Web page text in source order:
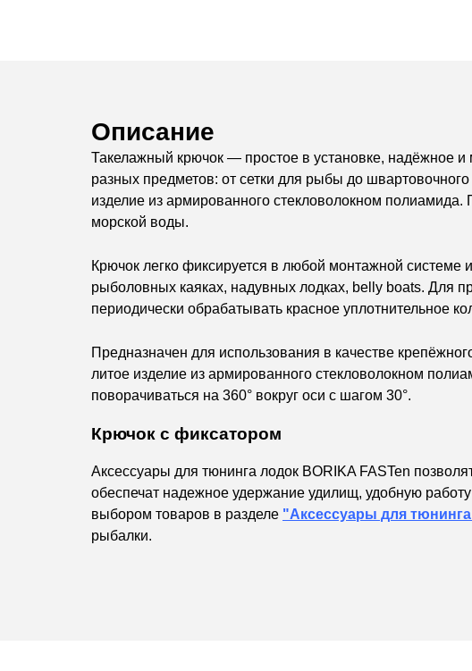
Описание
Такелажный крючок — простое в установке, надёжное
разных предметов: от сетки для рыбы до
изделие из армированного стекловолокном
морской воды.
Крючок легко фиксируется в любой монтажной системе
рыболовных каяках, надувных лодках, belly boats. Для
периодически обрабатывать красное уплотнительное
Предназначен для использования в качестве
литое изделие из армированного стекловолокном
поворачиваться на 360° вокруг оси с шагом 30°.
Крючок с фиксатором
Аксессуары для тюнинга лодок BORIKA FASTen
обеспечат надежное удержание удилищ, удобную
выбором товаров в разделе "Аксессуары для
рыбалки.